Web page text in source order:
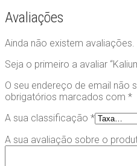
Avaliações
Ainda não existem avaliações.
Seja o primeiro a avaliar
O seu endereço de email não
obrigatórios marcados com *
A sua classificação *
A sua avaliação sobre o